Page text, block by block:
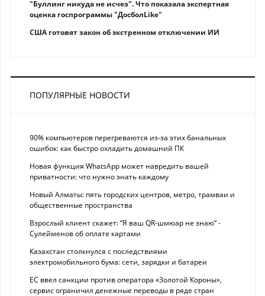
"Буллинг никуда не исчез". Что показала экспертная
оценка госпрограммы "ДосболLike"
США готовят закон об экстренном отключении ИИ
ПОПУЛЯРНЫЕ НОВОСТИ
90% компьютеров перегреваются из-за этих банальных
ошибок: как быстро охладить домашний ПК
Новая функция WhatsApp может навредить вашей
приватности: что нужно знать каждому
Новый Алматы: пять городских центров, метро, трамваи и
общественные пространства
Взрослый клиент скажет: “Я ваш QR-шмюар не знаю“ -
Сулейменов об оплате картами
Казахстан столкнулся с последствиями
электромобильного бума: сети, зарядки и батареи
ЕС ввел санкции против оператора «Золотой Короны»,
сервис ограничил денежные переводы в ряде стран